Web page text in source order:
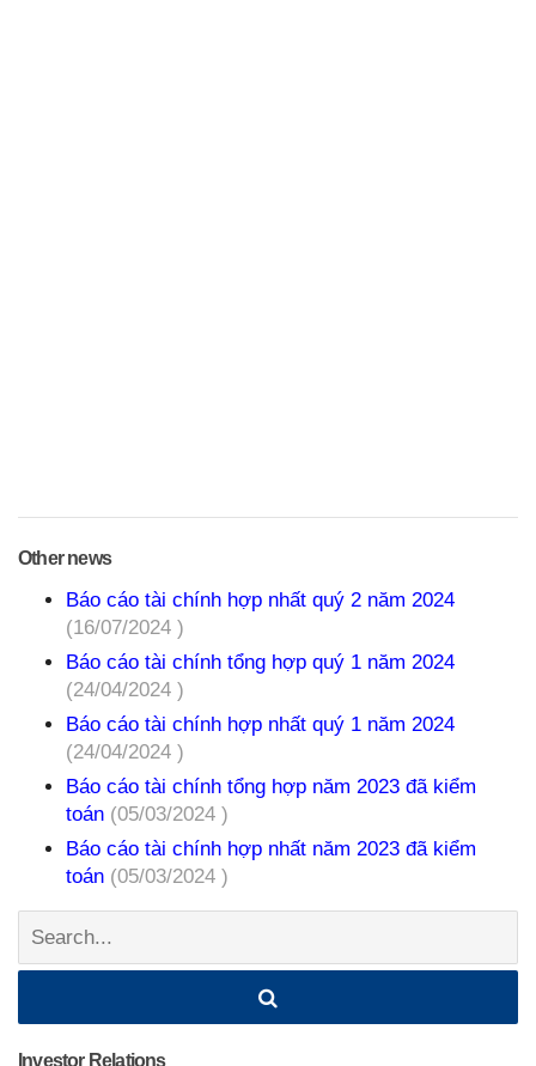
Other news
Báo cáo tài chính hợp nhất quý 2 năm 2024
(16/07/2024 )
Báo cáo tài chính tổng hợp quý 1 năm 2024
(24/04/2024 )
Báo cáo tài chính hợp nhất quý 1 năm 2024
(24/04/2024 )
Báo cáo tài chính tổng hợp năm 2023 đã kiểm
toán (05/03/2024 )
Báo cáo tài chính hợp nhất năm 2023 đã kiểm
toán (05/03/2024 )
Search:
Investor Relations